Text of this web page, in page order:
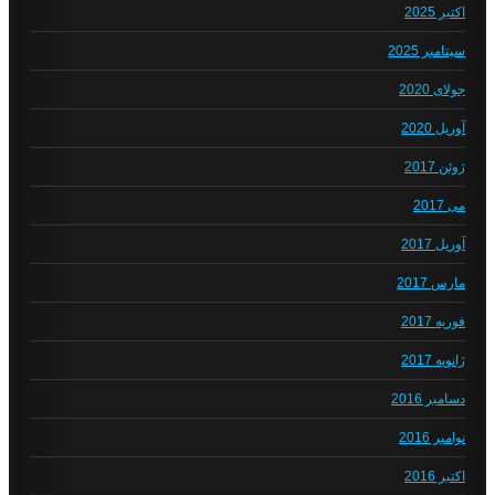
اکتبر 2025
سپتامبر 2025
جولای 2020
آوریل 2020
ژوئن 2017
می 2017
آوریل 2017
مارس 2017
فوریه 2017
ژانویه 2017
دسامبر 2016
نوامبر 2016
اکتبر 2016